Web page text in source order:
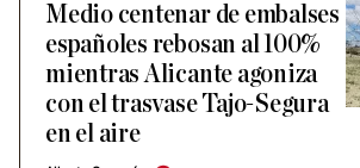
Medio centenar de embalses
españoles rebosan al 100%
mientras Alicante agoniza
con el trasvase Tajo-Segura
en el aire